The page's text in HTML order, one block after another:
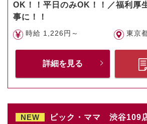
OK！！平日のみOK！！／福利厚
事に！！
時給 1,226円～ 東京
詳細を見る
NEW
ビック・ママ 渋谷109